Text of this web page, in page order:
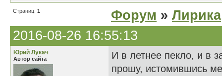
Страниц: 1 Форум » Лирика
2016-08-26 16:55:13
Юрий Лукач
Автор сайта
И в летнее пекло, и в
прошу, истомившись